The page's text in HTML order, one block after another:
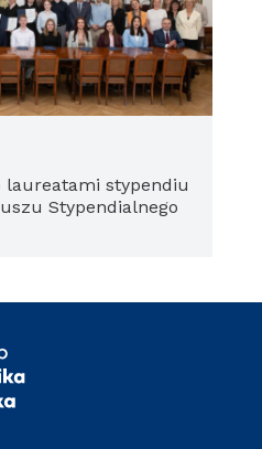
stypendiu
Stypendialnego